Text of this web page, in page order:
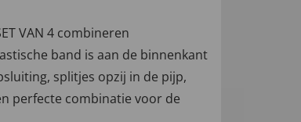
VAN 4 combineren
band is aan de binnenkant
splitjes opzij in de pijp,
perfecte combinatie voor de